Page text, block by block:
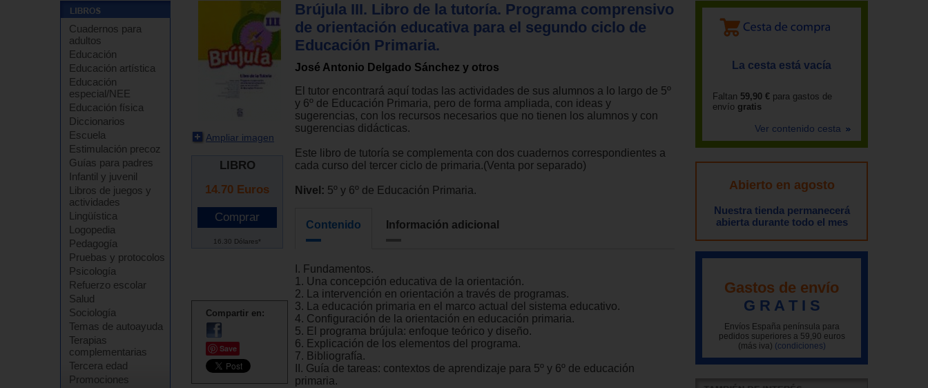
Cuadernos para
adultos
Educación
Educación artística
Educación
especial/NEE
Educación física
Diccionarios
Escuela
Estimulación precoz
Guías para padres
Infantil y juvenil
Libros de juegos y
actividades
Lingüística
Logopedia
Pedagogía
Pruebas y protocolos
Psicología
Refuerzo escolar
Salud
Sociología
Temas de autoayuda
Terapias
complementarias
Tercera edad
Promociones
Ampliar imagen
LIBRO
14.70 Euros
16.30 Dólares*
Compartir en:
Save
Brújula III. Libro de la tutoría. Programa comprensivo
de orientación educativa para el segundo ciclo de
Educación Primaria.
José Antonio Delgado Sánchez y otros
El tutor encontrará aquí todas las actividades de sus alumnos a lo largo de 5º
y 6º de Educación Primaria, pero de forma ampliada, con ideas y
sugerencias, con los recursos necesarios que no tienen los alumnos y con
sugerencias didácticas.
Este libro de tutoría se complementa con dos cuadernos correspondientes a
cada curso del tercer ciclo de primaria.(Venta por separado)
Nivel: 5º y 6º de Educación Primaria.
Contenido Información adicional
I. Fundamentos.
1. Una concepción educativa de la orientación.
2. La intervención en orientación a través de programas.
3. La educación primaria en el marco actual del sistema educativo.
4. Configuración de la orientación en educación primaria.
5. El programa brújula: enfoque teórico y diseño.
6. Explicación de los elementos del programa.
7. Bibliografía.
II. Guía de tareas: contextos de aprendizaje para 5º y 6º de educación
primaria.
La cesta está vacía
Faltan 59,90 € para gastos de
envío gratis
Ver contenido cesta
Abierto en agosto
Nuestra tienda permanecerá
abierta durante todo el mes
Gastos de envío
G R A T I S
Envíos España península para
pedidos superiores a 59,90 euros
(más iva) (condiciones)